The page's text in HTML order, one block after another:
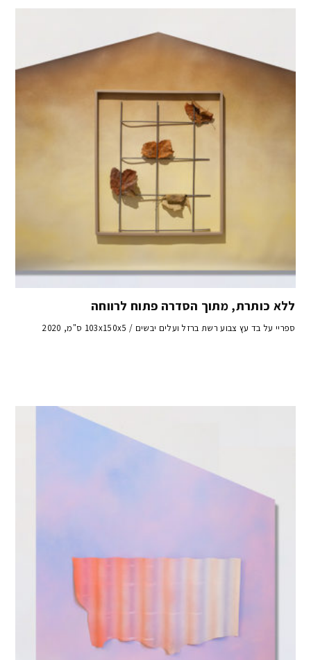
ללא כותרת, מתוך הסדרה פתוח לרווחה
ספריי על בד עץ צבוע רשת ברזל ועלים יבשים / 103x150x5 ס"מ, 2020